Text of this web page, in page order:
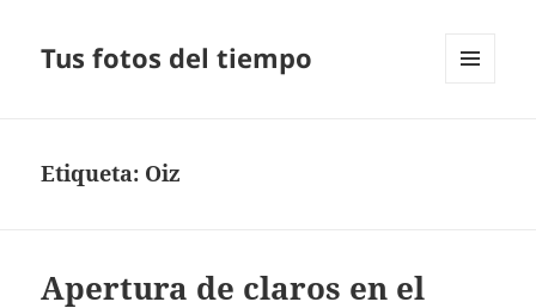
Tus fotos del tiempo
Etiqueta: Oiz
Apertura de claros en el